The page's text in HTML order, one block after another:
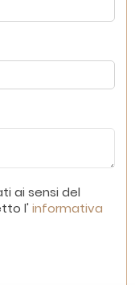
ai sensi del
l' informativa